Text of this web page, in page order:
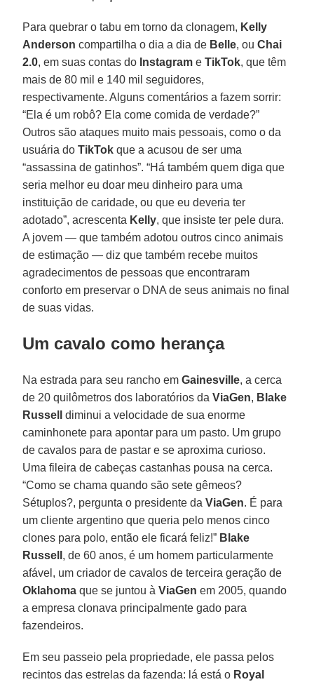
Para quebrar o tabu em torno da clonagem, Kelly
Anderson compartilha o dia a dia de Belle, ouChai
2.0, em suas contas do Instagram eTikTok, que têm
mais de 80 mil e 140 mil seguidores,
respectivamente. Alguns comentários a fazem sorrir:
“Ela é um robô? Ela come comida de verdade?”
Outros são ataques muito mais pessoais, como o da
usuária doTikTok que a acusou de ser uma
“assassina de gatinhos”. “Há também quem diga que
seria melhor eu doar meu dinheiro para uma
instituição de caridade, ou que eu deveria ter
adotado”, acrescenta Kelly, que insiste ter pele dura.
A jovem — que também adotou outros cinco animais
de estimação — diz que também recebe muitos
agradecimentos de pessoas que encontraram
conforto em preservar o DNA de seus animais no final
de suas vidas.
Um cavalo como herança
Na estrada para seu rancho emGainesville, a cerca
de 20 quilômetros dos laboratórios daViaGen, Blake
Russell
diminui a velocidade de sua enorme
caminhonete para apontar para um pasto. Um grupo
de cavalos para de pastar e se aproxima curioso.
Uma fileira de cabeças castanhas pousa na cerca.
“Como se chama quando são sete gêmeos?
Sétuplos?, pergunta o presidente daViaGen. É para
um cliente argentino que queria pelo menos cinco
clones para polo, então ele ficará feliz!” Blake
Russell , de 60 anos, é um homem particularmente
afável, um criador de cavalos de terceira geração de
Oklahoma que se juntou àViaGen em 2005, quando
a empresa clonava principalmente gado para
fazendeiros.
Em seu passeio pela propriedade, ele passa pelos
recintos das estrelas da fazenda: lá está o Royal